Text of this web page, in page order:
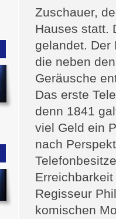
Zuschauer,
Hauses statt.
gelandet. Der
die neben
Geräusche
Das erste
denn 1841
viel Geld ein
nach
Regisseur
komischen